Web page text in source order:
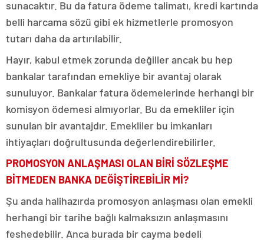
sunacaktır. Bu da fatura ödeme talimatı, kredi kartında
belli harcama sözü gibi ek hizmetlerle promosyon
tutarı daha da artırılabilir.
Hayır, kabul etmek zorunda değiller ancak bu hep
bankalar tarafından emekliye bir avantaj olarak
sunuluyor. Bankalar fatura ödemelerinde herhangi bir
komisyon ödemesi almıyorlar. Bu da emekliler için
sunulan bir avantajdır. Emekliler bu imkanları
ihtiyaçları doğrultusunda değerlendirebilirler.
PROMOSYON ANLAŞMASI OLAN BİRİ SÖZLEŞME
BİTMEDEN BANKA DEĞİŞTİREBİLİR Mİ?
Şu anda halihazırda promosyon anlaşması olan emekli
herhangi bir tarihe bağlı kalmaksızın anlaşmasını
feshedebilir. Anca burada bir cayma bedeli